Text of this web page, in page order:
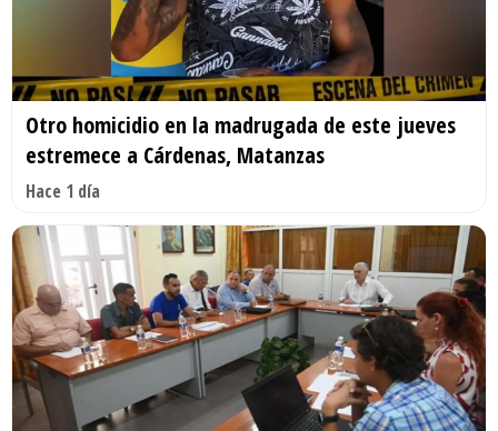
Otro homicidio en la madrugada de este jueves
estremece a Cárdenas, Matanzas
Hace 1 día